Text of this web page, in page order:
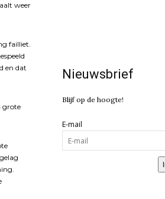
weer
failliet.
en dat
grote
Nieuwsbrief
Blijf op de hoogte!
E-mail